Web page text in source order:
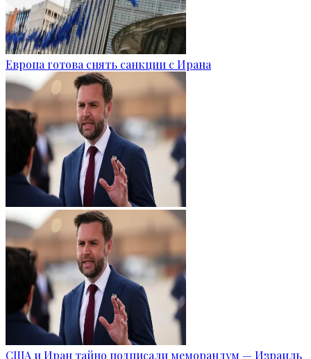
Европа готова снять санкции с Ирана
США и Иран тайно подписали меморандум — Израиль